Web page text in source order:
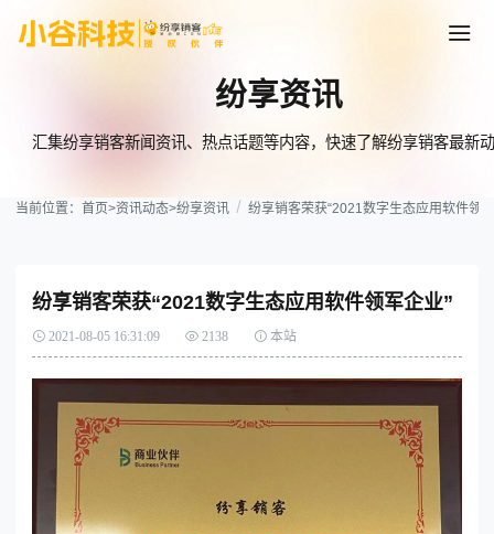
纷享资讯
汇集纷享销客新闻资讯、热点话题等内容，快速了解纷享销客最新
当前位置：首页>资讯动态>纷享资讯 纷享销客荣获“2021数字生态应用软件领军
纷享销客荣获“2021数字生态应用软件领军企业”
2021-08-05 16:31:09 2138 本站